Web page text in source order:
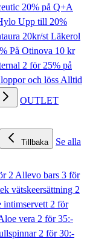
20% på Q+A
Upp till 20%
20kr/st Läkerol
På Otinova 10 kr
2 för 25% på
och lössAlltid
OUTLET
Tillbaka
Se alla
2 Allevo bars 3 för
vätskeersättning 2
intimservett2 för
vera 2 för 35:-
2 för 30:-